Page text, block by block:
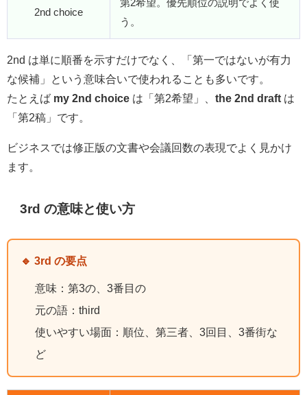
2nd choice
第2希望。優先順位の説明でよく使
う。
2nd は単に順番を示すだけでなく、「第一ではないが有力
な候補」という意味合いで使われることも多いです。
たとえば my 2nd choice は「第2希望」、 the 2nd draft は
「第2稿」です。
ビジネスでは修正版の文書や会議回数の表現でよく見かけ
ます。
3rd の意味と使い方
🔹 3rd の要点
意味：第3の、3番目の
元の語：third
使いやすい場面：順位、第三者、3回目、3番街な
ど